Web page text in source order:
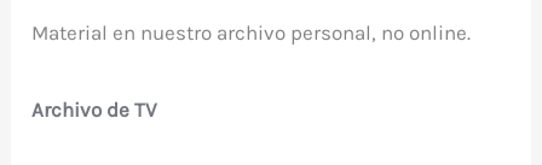
Material en nuestro archivo personal, no online.
Archivo de TV